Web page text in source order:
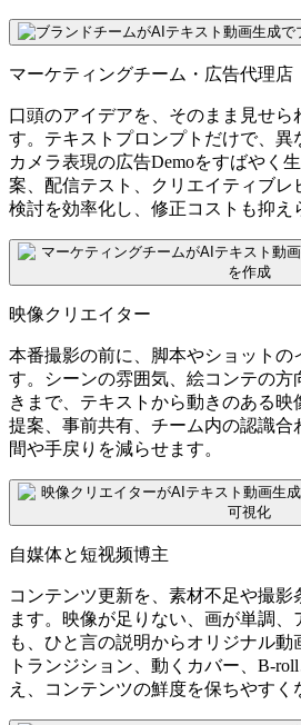
マーケティングチーム・広告代理店
口頭のアイデアを、そのまま見せら
す。テキストプロンプトだけで、異
カメラ表現の広告Demoをすばやく
案、配信テスト、クリエイティブレ
検討を効率化し、修正コストも抑え
映像クリエイター
本番撮影の前に、脚本やショットの
す。シーンの雰囲気、絵コンテの方
きまで、テキストから動きのある
提案、事前共有、チーム内の認識合
間や手戻りを減らせます。
自媒体と短视频博主
コンテンツ更新を、素材不足や撮影
ます。映像が足りない、画が単調、
も、ひと言の説明からオリジナル動
トランジション、動くカバー、B-
え、コンテンツの鮮度を保ちやすく